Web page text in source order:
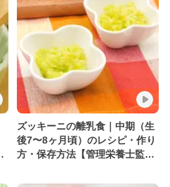
ズッキーニの離乳食｜中期（生
後7〜8ヶ月頃）のレシピ・作り
方・保存方法【管理栄養士監